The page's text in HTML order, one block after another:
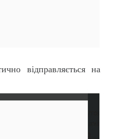
відправляється на